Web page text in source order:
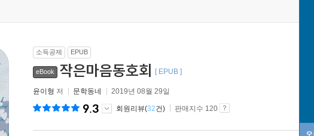
소득공제 EPUB
eBook 작은마음동호회 [ EPUB ]
윤이형 저 문학동네 2019년 08월 29일
9.3 회원리뷰(32건) 판매지수 120